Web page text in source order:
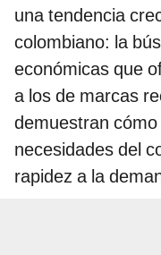
una tendencia
colombiano: la
económicas que
a los de marcas
demuestran
necesidades del
rapidez a la